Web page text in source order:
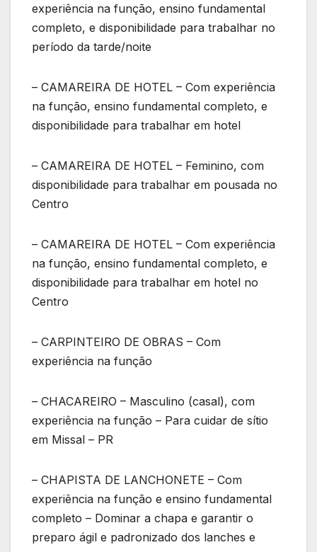
experiência na função, ensino fundamental
completo, e disponibilidade para trabalhar no
período da tarde/noite
– CAMAREIRA DE HOTEL – Com experiência
na função, ensino fundamental completo, e
disponibilidade para trabalhar em hotel
– CAMAREIRA DE HOTEL – Feminino, com
disponibilidade para trabalhar em pousada no
Centro
– CAMAREIRA DE HOTEL – Com experiência
na função, ensino fundamental completo, e
disponibilidade para trabalhar em hotel no
Centro
– CARPINTEIRO DE OBRAS – Com
experiência na função
– CHACAREIRO – Masculino (casal), com
experiência na função – Para cuidar de sítio
em Missal – PR
– CHAPISTA DE LANCHONETE – Com
experiência na função e ensino fundamental
completo – Dominar a chapa e garantir o
preparo ágil e padronizado dos lanches e